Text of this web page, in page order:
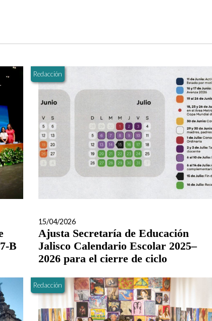
B
Redacción
15/04/2026
Ajusta Secretaría de Educación
Jalisco Calendario Escolar 2025–
2026 para el cierre de ciclo
Redacción